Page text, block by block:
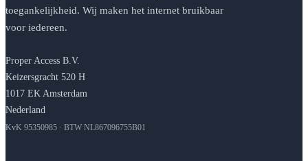
toegankelijkheid. Wij maken het internet bruikbaar
voor iedereen.
Proper Access B.V.
Keizersgracht 520 H
1017 EK Amsterdam
Nederland
KvK 95350985 · BTW NL867096755B01